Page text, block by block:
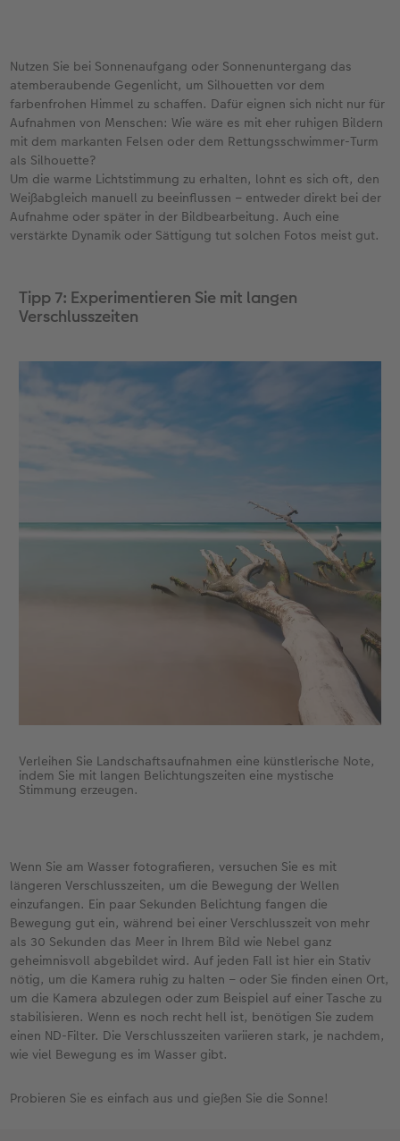
Nutzen Sie bei Sonnenaufgang oder Sonnenuntergang das
atemberaubende Gegenlicht, um Silhouetten vor dem
farbenfrohen Himmel zu schaffen. Dafür eignen sich nicht nur für
Aufnahmen von Menschen: Wie wäre es mit eher ruhigen Bildern
mit dem markanten Felsen oder dem Rettungsschwimmer-Turm
als Silhouette?
Um die warme Lichtstimmung zu erhalten, lohnt es sich oft, den
Weißabgleich manuell zu beeinflussen – entweder direkt bei der
Aufnahme oder später in der Bildbearbeitung. Auch eine
verstärkte Dynamik oder Sättigung tut solchen Fotos meist gut.
Tipp 7: Experimentieren Sie mit langen
Verschlusszeiten
Verleihen Sie Landschaftsaufnahmen eine künstlerische Note,
indem Sie mit langen Belichtungszeiten eine mystische
Stimmung erzeugen.
Wenn Sie am Wasser fotografieren, versuchen Sie es mit
längeren Verschlusszeiten, um die Bewegung der Wellen
einzufangen. Ein paar Sekunden Belichtung fangen die
Bewegung gut ein, während bei einer Verschlusszeit von mehr
als 30 Sekunden das Meer in Ihrem Bild wie Nebel ganz
geheimnisvoll abgebildet wird. Auf jeden Fall ist hier ein Stativ
nötig, um die Kamera ruhig zu halten – oder Sie finden einen Ort,
um die Kamera abzulegen oder zum Beispiel auf einer Tasche zu
stabilisieren. Wenn es noch recht hell ist, benötigen Sie zudem
einen ND-Filter. Die Verschlusszeiten variieren stark, je nachdem,
wie viel Bewegung es im Wasser gibt.
Probieren Sie es einfach aus und gießen Sie die Sonne!